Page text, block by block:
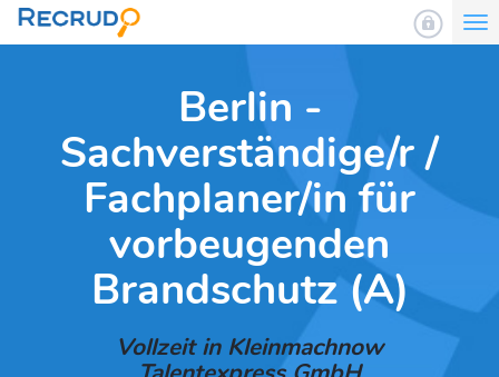
Berlin -
Sachverständige/r /
Fachplaner/in für
vorbeugenden
Brandschutz (A)
Vollzeit in Kleinmachnow